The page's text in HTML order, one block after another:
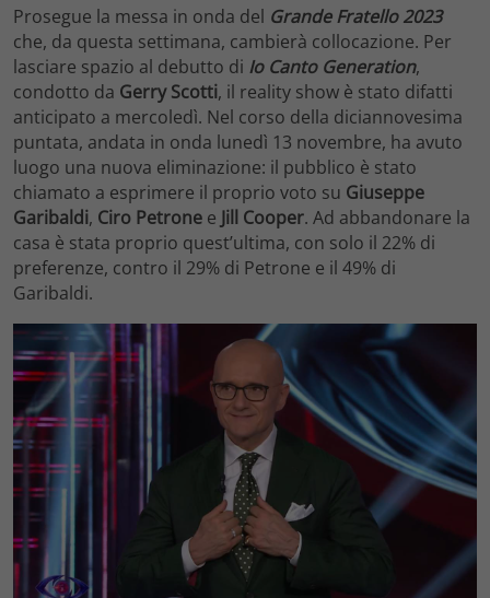
Prosegue la messa in onda del Grande Fratello 2023
che, da questa settimana, cambierà collocazione. Per
lasciare spazio al debutto di Io Canto Generation,
condotto da Gerry Scotti, il reality show è stato difatti
anticipato a mercoledì. Nel corso della diciannovesima
puntata, andata in onda lunedì 13 novembre, ha avuto
luogo una nuova eliminazione: il pubblico è stato
chiamato a esprimere il proprio voto su Giuseppe
Garibaldi, Ciro Petrone e Jill Cooper. Ad abbandonare la
casa è stata proprio quest’ultima, con solo il 22% di
preferenze, contro il 29% di Petrone e il 49% di
Garibaldi.